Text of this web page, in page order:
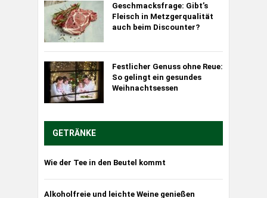
Geschmacksfrage: Gibt’s
Fleisch in Metzgerqualität
auch beim Discounter?
Festlicher Genuss ohne Reue:
So gelingt ein gesundes
Weihnachtsessen
GETRÄNKE
Wie der Tee in den Beutel kommt
Alkoholfreie und leichte Weine genießen